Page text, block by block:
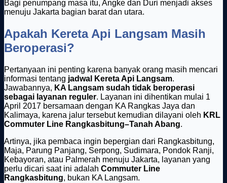
Bagi penumpang masa itu, Angke dan Duri menjadi akses
menuju Jakarta bagian barat dan utara.
Apakah Kereta Api Langsam Masih
Beroperasi?
Pertanyaan ini penting karena banyak orang masih mencari
informasi tentang jadwal Kereta Api Langsam.
Jawabannya, KA Langsam sudah tidak beroperasi
sebagai layanan reguler. Layanan ini dihentikan mulai 1
April 2017 bersamaan dengan KA Rangkas Jaya dan
Kalimaya, karena jalur tersebut kemudian dilayani oleh KRL
Commuter Line Rangkasbitung–Tanah Abang.
Artinya, jika pembaca ingin bepergian dari Rangkasbitung,
Maja, Parung Panjang, Serpong, Sudimara, Pondok Ranji,
Kebayoran, atau Palmerah menuju Jakarta, layanan yang
perlu dicari saat ini adalah Commuter Line
Rangkasbitung, bukan KA Langsam.